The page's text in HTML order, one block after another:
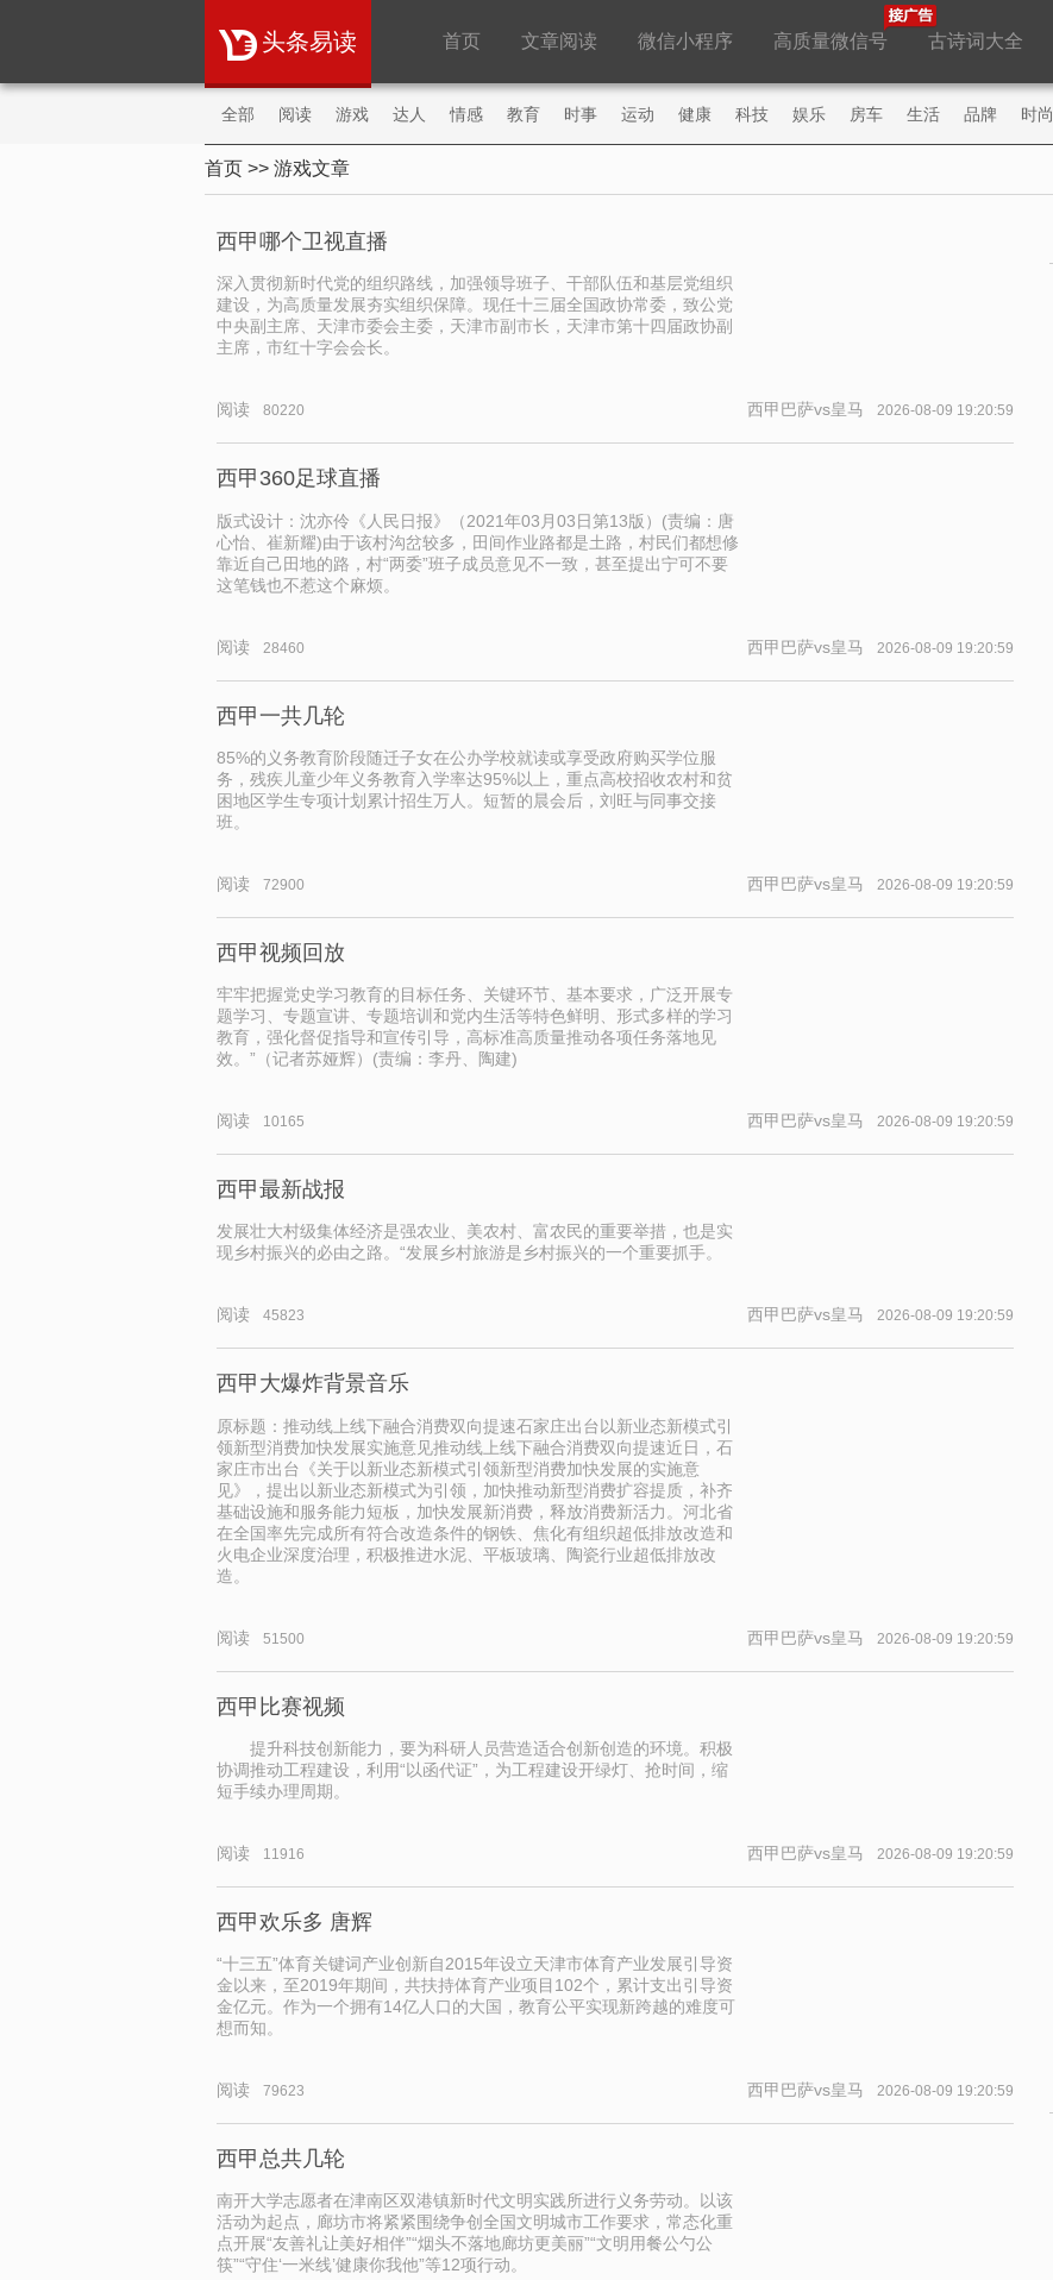
头条易读 首页 文章阅读 微信小程序 高质量微信号 古诗词大全
全部 阅读 游戏 达人 情感 教育 时事 运动 健康 科技 娱乐 房车 生活 品牌 时尚
购物 旅游 职场
首页 >> 游戏文章
西甲哪个卫视直播
深入贯彻新时代党的组织路线，加强领导班子、干部队伍和基层党组织
建设，为高质量发展夯实组织保障。现任十三届全国政协常委，致公党
中央副主席、天津市委会主委，天津市副市长，天津市第十四届政协副
主席，市红十字会会长。
阅读 80220 西甲巴萨vs皇马 2026-08-09 19:20:59
西甲360足球直播
版式设计：沈亦伶《人民日报》（2021年03月03日第13版）(责编：唐
心怡、崔新耀)由于该村沟岔较多，田间作业路都是土路，村民们都想修
靠近自己田地的路，村“两委”班子成员意见不一致，甚至提出宁可不要
这笔钱也不惹这个麻烦。
阅读 28460 西甲巴萨vs皇马 2026-08-09 19:20:59
西甲一共几轮
85%的义务教育阶段随迁子女在公办学校就读或享受政府购买学位服
务，残疾儿童少年义务教育入学率达95%以上，重点高校招收农村和贫
困地区学生专项计划累计招生万人。短暂的晨会后，刘旺与同事交接
班。
阅读 72900 西甲巴萨vs皇马 2026-08-09 19:20:59
西甲视频回放
牢牢把握党史学习教育的目标任务、关键环节、基本要求，广泛开展专
题学习、专题宣讲、专题培训和党内生活等特色鲜明、形式多样的学习
教育，强化督促指导和宣传引导，高标准高质量推动各项任务落地见
效。”（记者苏娅辉）(责编：李丹、陶建)
阅读 10165 西甲巴萨vs皇马 2026-08-09 19:20:59
西甲最新战报
发展壮大村级集体经济是强农业、美农村、富农民的重要举措，也是实
现乡村振兴的必由之路。“发展乡村旅游是乡村振兴的一个重要抓手。
阅读 45823 西甲巴萨vs皇马 2026-08-09 19:20:59
西甲大爆炸背景音乐
原标题：推动线上线下融合消费双向提速石家庄出台以新业态新模式引
领新型消费加快发展实施意见推动线上线下融合消费双向提速近日，石
家庄市出台《关于以新业态新模式引领新型消费加快发展的实施意
见》，提出以新业态新模式为引领，加快推动新型消费扩容提质，补齐
基础设施和服务能力短板，加快发展新消费，释放消费新活力。河北省
在全国率先完成所有符合改造条件的钢铁、焦化有组织超低排放改造和
火电企业深度治理，积极推进水泥、平板玻璃、陶瓷行业超低排放改
造。
阅读 51500 西甲巴萨vs皇马 2026-08-09 19:20:59
西甲比赛视频
提升科技创新能力，要为科研人员营造适合创新创造的环境。积极
协调推动工程建设，利用“以函代证”，为工程建设开绿灯、抢时间，缩
短手续办理周期。
阅读 11916 西甲巴萨vs皇马 2026-08-09 19:20:59
西甲欢乐多 唐辉
“十三五”体育关键词产业创新自2015年设立天津市体育产业发展引导资
金以来，至2019年期间，共扶持体育产业项目102个，累计支出引导资
金亿元。作为一个拥有14亿人口的大国，教育公平实现新跨越的难度可
想而知。
阅读 79623 西甲巴萨vs皇马 2026-08-09 19:20:59
西甲总共几轮
南开大学志愿者在津南区双港镇新时代文明实践所进行义务劳动。以该
活动为起点，廊坊市将紧紧围绕争创全国文明城市工作要求，常态化重
点开展“友善礼让美好相伴”“烟头不落地廊坊更美丽”“文明用餐公勺公
筷”“守住‘一米线’健康你我他”等12项行动。